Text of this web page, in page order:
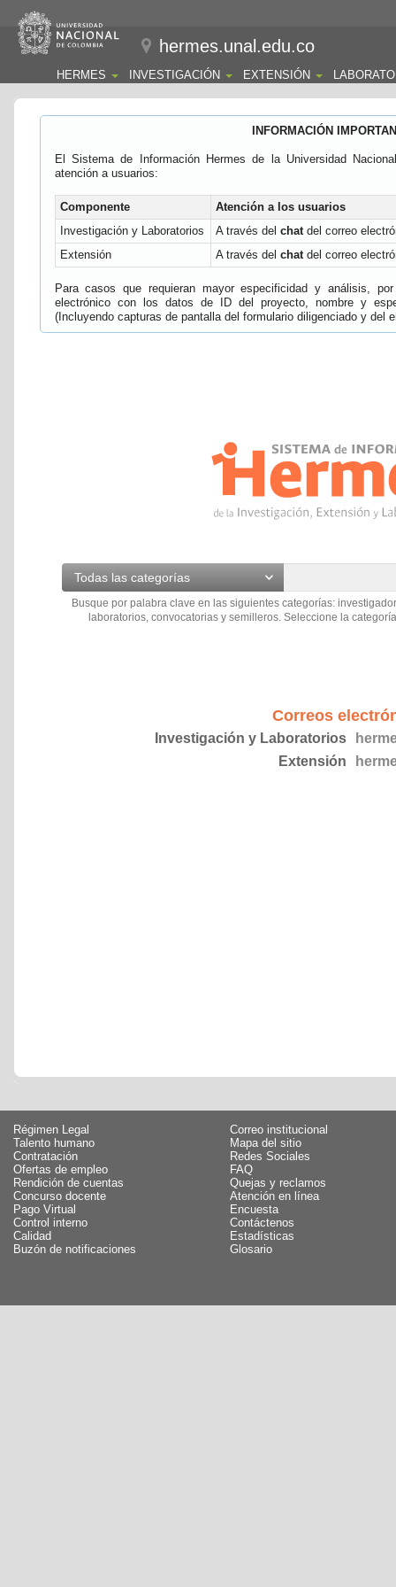
hermes.unal.edu.co
HERMES INVESTIGACIÓN EXTENSIÓN
INFORMACIÓN
El Sistema de Información Hermes de la Universidad
atención a usuarios:
Componente
Atención a los usuarios
Investigación y Laboratorios
A través del chatdel correo
Extensión
A través del chatdel correo
Para casos que requieran mayor especificidad y análisis,
electrónico con los datos de ID del proyecto, nombre y
(Incluyendo capturas de pantalla del formulario diligenciado y del
Todas las categorías
Busque por palabra clave en las siguientes categorías:
laboratorios, convocatorias y semilleros. Seleccione la
Correos
Investigación y Laboratorios
Extensión
Régimen Legal
Talento humano
Contratación
Ofertas de empleo
Rendición de cuentas
Concurso docente
Pago Virtual
Control interno
Calidad
Buzón de notificaciones
Correo institucional
Mapa del sitio
Redes Sociales
FAQ
Quejas y reclamos
Atención en línea
Encuesta
Contáctenos
Estadísticas
Glosario